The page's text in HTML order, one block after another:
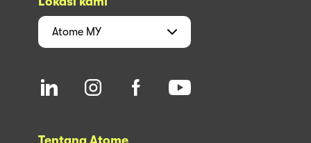
Atome MY
Tentang Atome